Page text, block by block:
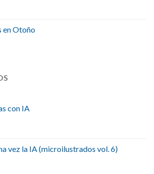
en Otoño
con IA
vez la IA (microilustrados vol. 6)